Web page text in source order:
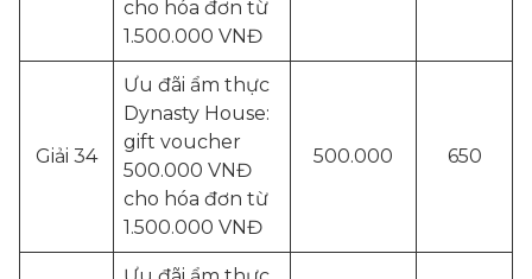
cho hóa đơn từ
1.500.000 VNĐ
Giải 34
Ưu đãi ẩm thực
Dynasty House:
gift voucher
500.000 VNĐ
cho hóa đơn từ
1.500.000 VNĐ
500.000 650